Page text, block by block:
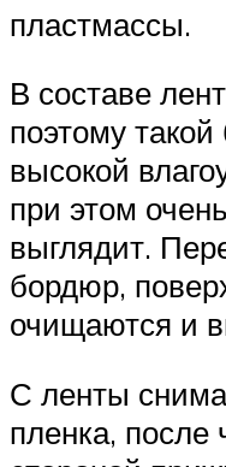
пластмассы.
В составе
поэтому
высокой
при этом
выглядит.
бордюр,
очищаются и
С ленты
пленка, после